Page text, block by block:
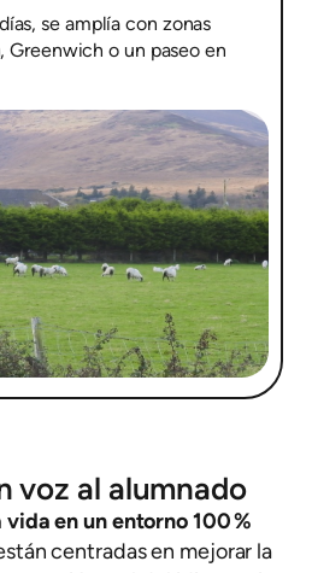
se amplía con zonas
Greenwich o un paseo en
voz al alumnado
en un entorno 100 %
centradas en mejorar la